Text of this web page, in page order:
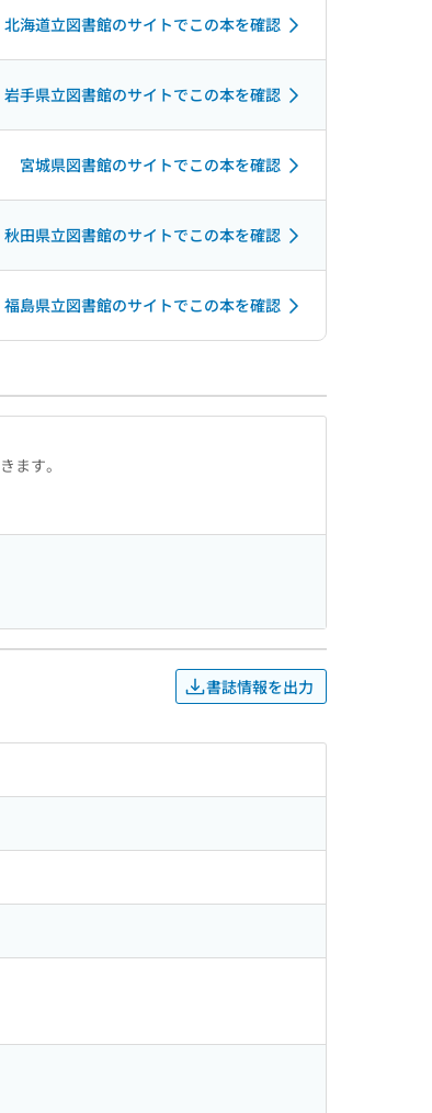
北海道立図書館のサイトでこの本を確認
岩手県立図書館のサイトでこの本を確認
宮城県図書館のサイトでこの本を確認
秋田県立図書館のサイトでこの本を確認
福島県立図書館のサイトでこの本を確認
ます。
書誌情報を出力